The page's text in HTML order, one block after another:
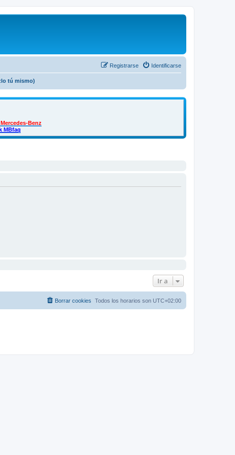
Identificarse
Registrarse
tú mismo)
Benz
MBfaq
Ir a
Todos los horarios son UTC+02:00
Borrar cookies